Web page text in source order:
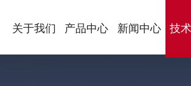
关于我们 产品中心 新闻中心 技